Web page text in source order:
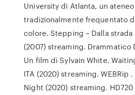
University di Atlanta, un ateneo
tradizionalmente frequentato
colore. Stepping – Dalla
(2007) streaming. Drammatico
Un film di Sylvain White.
ITA (2020) streaming. WEBRip
Night (2020) streaming. HD720